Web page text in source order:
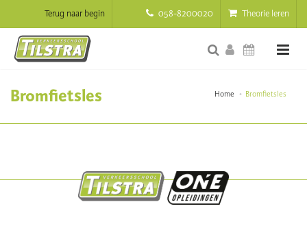
058-8200020 Theorie leren
Terug naar begin
Home Bromfietsles
Bromfietsles